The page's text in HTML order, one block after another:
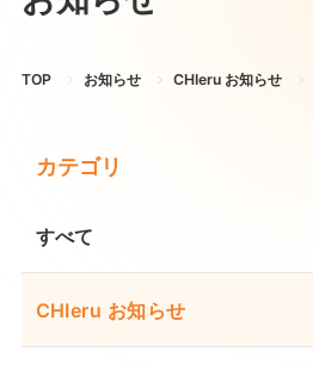
TOP お知らせ CHIeru お知らせ
カテゴリ
すべて
CHIeru お知らせ